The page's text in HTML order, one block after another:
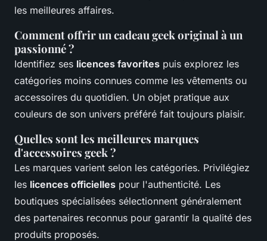
les meilleures affaires.
Comment offrir un cadeau geek original à un
passionné ?
Identifiez ses licences favorites puis explorez les
catégories moins connues comme les vêtements ou
accessoires du quotidien. Un objet pratique aux
couleurs de son univers préféré fait toujours plaisir.
Quelles sont les meilleures marques
d'accessoires geek ?
Les marques varient selon les catégories. Privilégiez
les licences officielles pour l'authenticité. Les
boutiques spécialisées sélectionnent généralement
des partenaires reconnus pour garantir la qualité des
produits proposés.